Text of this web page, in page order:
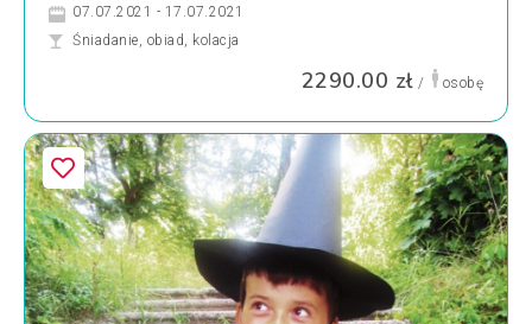
07.07.2021 - 17.07.2021
Śniadanie, obiad, kolacja
2290.00 zł / osobę